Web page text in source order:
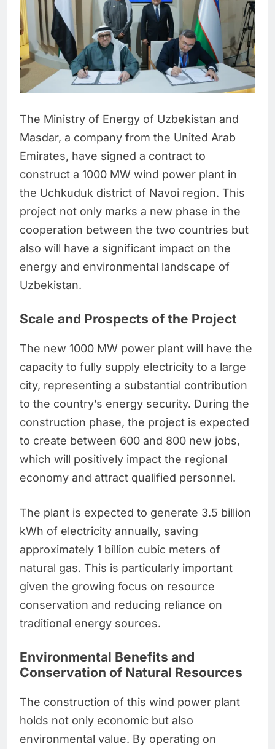
The Ministry of Energy of Uzbekistan and
Masdar, a company from the United Arab
Emirates, have signed a contract to
construct a 1000 MW wind power plant in
the Uchkuduk district of Navoi region. This
project not only marks a new phase in the
cooperation between the two countries but
also will have a significant impact on the
energy and environmental landscape of
Uzbekistan.
Scale and Prospects of the Project
The new 1000 MW power plant will have the
capacity to fully supply electricity to a large
city, representing a substantial contribution
to the country’s energy security. During the
construction phase, the project is expected
to create between 600 and 800 new jobs,
which will positively impact the regional
economy and attract qualified personnel.
The plant is expected to generate 3.5 billion
kWh of electricity annually, saving
approximately 1 billion cubic meters of
natural gas. This is particularly important
given the growing focus on resource
conservation and reducing reliance on
traditional energy sources.
Environmental Benefits and
Conservation of Natural Resources
The construction of this wind power plant
holds not only economic but also
environmental value. By operating on